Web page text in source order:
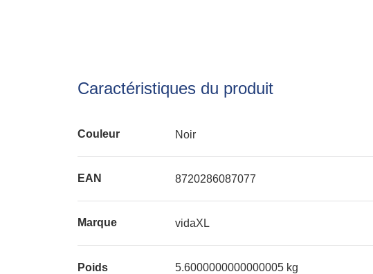
Caractéristiques du produit
Couleur Noir
EAN 8720286087077
Marque vidaXL
Poids 5.6000000000000005 kg